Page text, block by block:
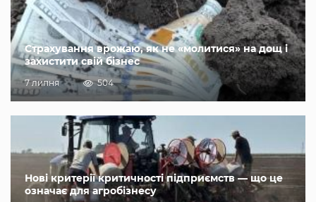
Страхування врожаю, як не «молитися» на дощ і
захистити свій бізнес
7 липня 504
Нові критерії критичності підприємств — що це
означає для агробізнесу